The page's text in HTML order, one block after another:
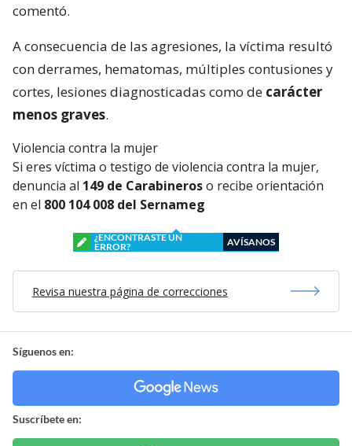
comentó.
A consecuencia de las agresiones, la víctima resultó
con derrames, hematomas, múltiples contusiones y
cortes, lesiones diagnosticadas como de carácter
menos graves.
Violencia contra la mujer
Si eres víctima o testigo de violencia contra la mujer,
denuncia al 149 de Carabineroso recibe orientación
en el 800 104 008 del Sernameg
¿ENCONTRASTE UN
ERROR?
AVÍSANOS
Revisa nuestra página de correcciones
Síguenos en:
Suscríbete en: